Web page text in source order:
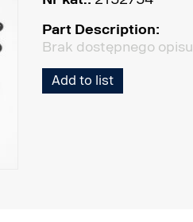
Part Description:
Brak dostępnego opisu
Add to list